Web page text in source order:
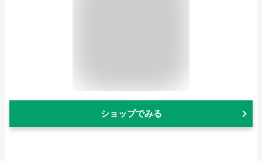
ショップでみる